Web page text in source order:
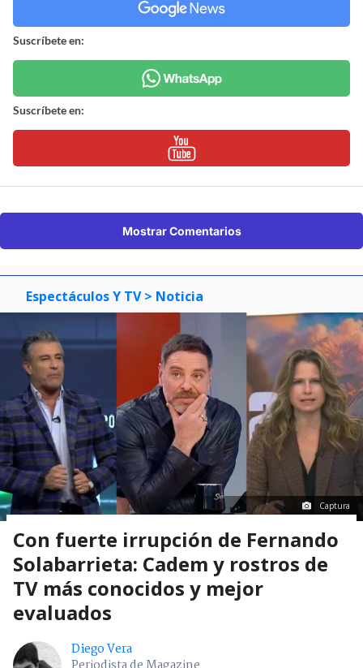
Suscríbete en:
Suscríbete en:
Mostrar Comentarios
Espectáculos Y TV > Noticia
Captura
Con fuerte irrupción de Fernando
Solabarrieta: Cadem y rostros de
TV más conocidos y mejor
evaluados
Diego Vera